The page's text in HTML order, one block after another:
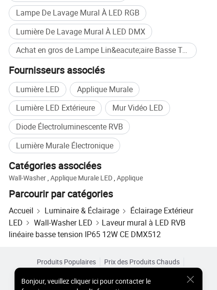
Lampe De Lavage Mural À LED RGB
Lumière De Lavage Mural À LED DMX
Achat en gros de Lampe Lin&eacute;aire Basse Tension
Fournisseurs associés
Lumière LED
Applique Murale
Lumière LED Extérieure
Mur Vidéo LED
Diode Électroluminescente RVB
Lumière Murale Électronique
Catégories associées
Wall-Washer ,Applique Murale LED ,Applique
Parcourir par catégories
Accueil Luminaire & Éclairage
Éclairage Extérieur
LED
Wall-Washer LED
Laveur mural à LED RVB
linéaire basse tension IP65 12W CE DMX512
Bonjour,veuillez cliquer ici pour contacter le
Produits Populaires
Prix des Produits Chauds
Site PC
Aperçus